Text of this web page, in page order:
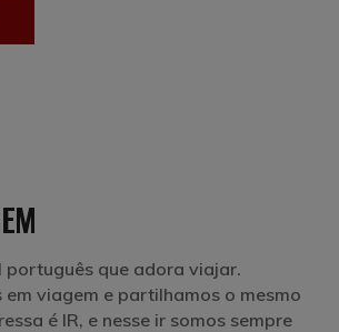
português que adora viajar.
em viagem e partilhamos o mesmo
é IR, e nesse ir somos sempre